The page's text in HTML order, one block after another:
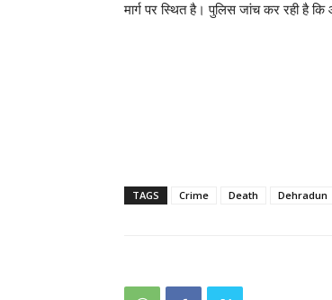
मार्ग पर स्थित है। पुलिस जांच कर रही है कि
TAGS Crime Death Dehradun